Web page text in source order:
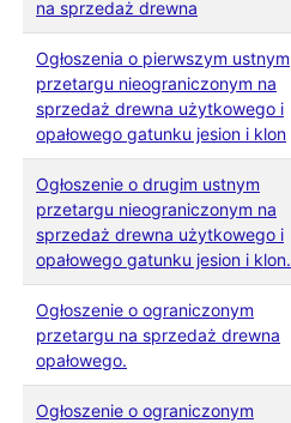
na sprzedaż drewna
Ogłoszenia o pierwszym ustnym
przetargu nieograniczonym na
sprzedaż drewna użytkowego i
opałowego gatunku jesion i klon
Ogłoszenie o drugim ustnym
przetargu nieograniczonym na
sprzedaż drewna użytkowego i
opałowego gatunku jesion i klon.
Ogłoszenie o ograniczonym
przetargu na sprzedaż drewna
opałowego.
Ogłoszenie o ograniczonym